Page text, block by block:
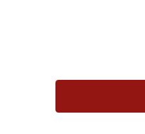
En esta añada se nos presenta
madura y tremendamente
oxidación y reducción de los
Recomendado con un pavo